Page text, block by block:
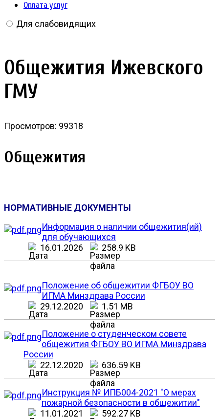
Оплата услуг
Для слабовидящих
Общежития Ижевского
ГМУ
Просмотров: 99318
Общежития
НОРМАТИВНЫЕ ДОКУМЕНТЫ
Информация о наличии общежития(ий)
для обучающихся
16.01.2026
258.9 KB
Положение об общежитии ФГБОУ ВО
ИГМА Минздрава России
29.12.2020
1.51 MB
Положение о студенческом совете
общежития ФГБОУ ВО ИГМА Минздрава
России
22.12.2020
636.59 KB
Инструкция № ИПБ004-2021 "О мерах
пожарной безопасности в общежитии"
11.01.2021
592.27 KB